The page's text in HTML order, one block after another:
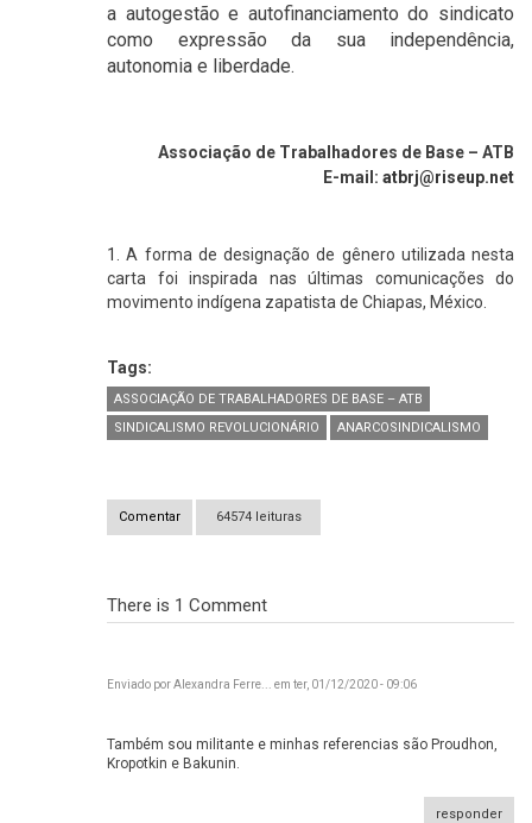
a autogestão e autofinanciamento do sindicato
como expressão da sua independência,
autonomia e liberdade.
Associação de Trabalhadores de Base – ATB
E-mail: atbrj@riseup.net
1
. A forma de designação de gênero utilizada nesta
carta foi inspirada nas últimas comunicações do
movimento indígena zapatista de Chiapas, México.
Tags:
ASSOCIAÇÃO DE TRABALHADORES DE BASE – ATB
SINDICALISMO REVOLUCIONÁRIO
ANARCOSINDICALISMO
Comentar 64574 leituras
There is 1 Comment
Enviado porAlexandra Ferre... em ter, 01/12/2020 - 09:06
Também sou militante e minhas
Também sou militante e minhas referencias são Proudhon,
Kropotkin e Bakunin.
responder